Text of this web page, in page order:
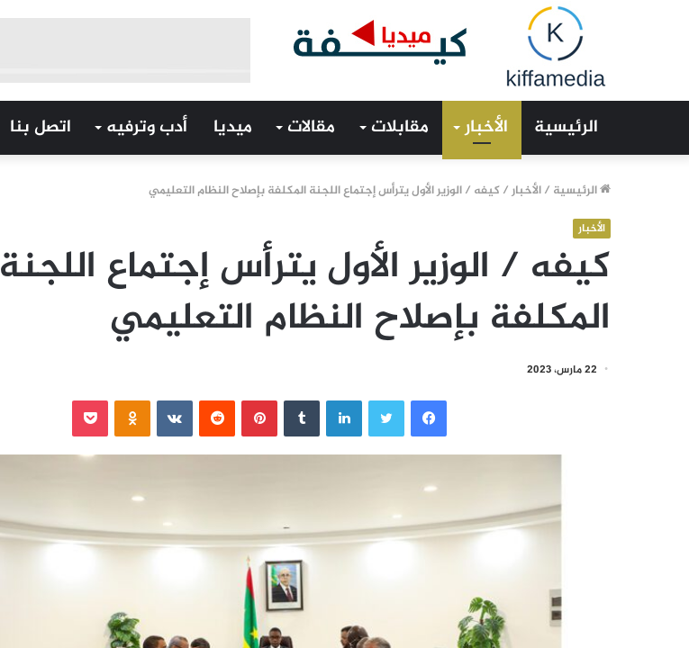
الرئيسية الأخبار مقابلات مقالات ميديا أدب وترفيه اتصل بنا
الرئيسية /الأخبار/كيفه / الوزير الأول يترأس إجتماع اللجنة المكلفة بإصلاح النظام التعليمي
الأخبار
كيفه / الوزير الأول يترأس إجتماع اللجنة
المكلفة بإصلاح النظام التعليمي
22 مارس، 2023
فيسبوك لينكدإن بينتيريست